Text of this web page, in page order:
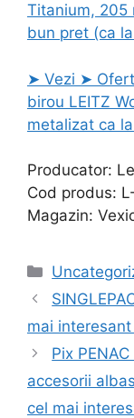
Titanium, 205
bun pret (ca
➤ Vezi ➤
birou LEITZ
metalizat ca
Producator:
Cod produs:
Magazin:
Categories
mai
Pix
accesorii
cel mai